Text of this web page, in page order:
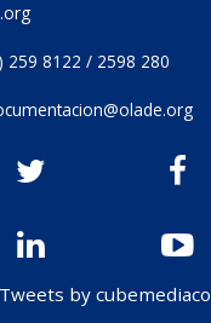
259 8122 / 2598 280
Tweets by cubemediaco